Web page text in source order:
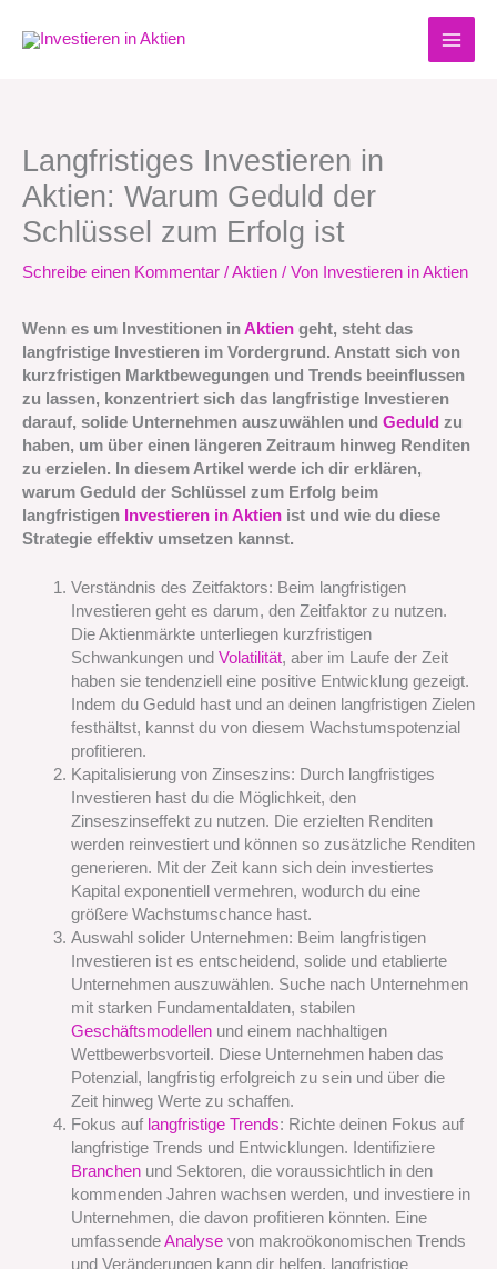
Inhalt
Langfristiges Investieren in
Aktien: Warum Geduld der
Schlüssel zum Erfolg ist
Schreibe einen Kommentar /Aktien / Von Investieren in Aktien
Wenn es um Investitionen inAktien geht, steht das
langfristige Investieren im Vordergrund. Anstatt sich von
kurzfristigen Marktbewegungen und Trends beeinflussen
zu lassen, konzentriert sich das langfristige Investieren
darauf, solide Unternehmen auszuwählen und Geduld zu
haben, um über einen längeren Zeitraum hinweg Renditen
zu erzielen. In diesem Artikel werde ich dir erklären,
warum Geduld der Schlüssel zum Erfolg beim
langfristigen Investieren in Aktien ist und wie du diese
Strategie effektiv umsetzen kannst.
Verständnis des Zeitfaktors: Beim langfristigen
Investieren geht es darum, den Zeitfaktor zu nutzen.
Die Aktienmärkte unterliegen kurzfristigen
Schwankungen und Volatilität, aber im Laufe der Zeit
haben sie tendenziell eine positive Entwicklung gezeigt.
Indem du Geduld hast und an deinen langfristigen Zielen
festhältst, kannst du von diesem Wachstumspotenzial
profitieren.
Kapitalisierung von Zinseszins: Durch langfristiges
Investieren hast du die Möglichkeit, den
Zinseszinseffekt zu nutzen. Die erzielten Renditen
werden reinvestiert und können so zusätzliche Renditen
generieren. Mit der Zeit kann sich dein investiertes
Kapital exponentiell vermehren, wodurch du eine
größere Wachstumschance hast.
Auswahl solider Unternehmen: Beim langfristigen
Investieren ist es entscheidend, solide und etablierte
Unternehmen auszuwählen. Suche nach Unternehmen
mit starken Fundamentaldaten, stabilen
Geschäftsmodellenund einem nachhaltigen
Wettbewerbsvorteil. Diese Unternehmen haben das
Potenzial, langfristig erfolgreich zu sein und über die
Zeit hinweg Werte zu schaffen.
Fokus auf langfristige Trends: Richte deinen Fokus auf
langfristige Trends und Entwicklungen. Identifiziere
Branchenund Sektoren, die voraussichtlich in den
kommenden Jahren wachsen werden, und investiere in
Unternehmen, die davon profitieren könnten. Eine
umfassendeAnalysevon makroökonomischen Trends
und Veränderungen kann dir helfen, langfristige